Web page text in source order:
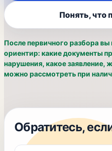
Понять, что
После первичного разбора вы
ориентир: какие документы
нарушения, какое заявление,
можно рассмотреть при
Обратитесь,